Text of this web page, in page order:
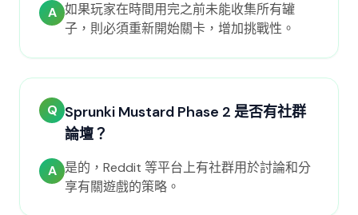
A 如果玩家在時間用完之前未能收集所有罐
子，則必須重新開始關卡，增加挑戰性。
Q Sprunki Mustard Phase 2 是否有社群
論壇？
A 是的，Reddit 等平台上有社群用於討論和分
享有關遊戲的策略。